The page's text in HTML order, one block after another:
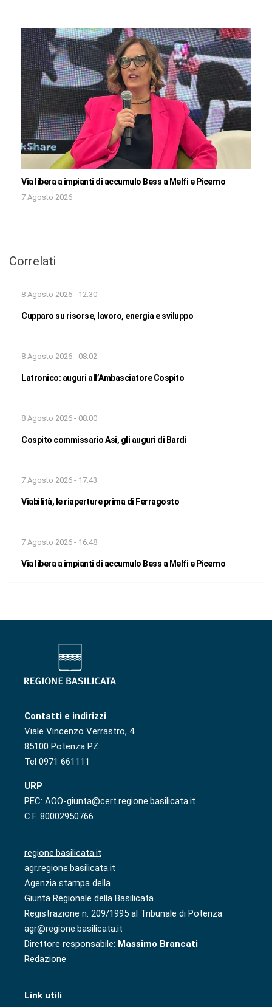
Via libera a impianti di accumulo Bess a Melfi e Picerno
7 Agosto 2026
Correlati
8 Agosto 2026 - 12:30
Cupparo su risorse, lavoro, energia e sviluppo
8 Agosto 2026 - 08:02
Latronico: auguri all’Ambasciatore Cospito
8 Agosto 2026 - 08:00
Cospito commissario Asi, gli auguri di Bardi
7 Agosto 2026 - 17:43
Viabilità, le riaperture prima di Ferragosto
7 Agosto 2026 - 16:48
Via libera a impianti di accumulo Bess a Melfi e Picerno
Contatti e indirizzi
Viale Vincenzo Verrastro, 4
85100 Potenza PZ
Tel 0971 661111
URP
PEC: AOO-giunta@cert.regione.basilicata.it
C.F. 80002950766
regione.basilicata.it
agr.regione.basilicata.it
Agenzia stampa della
Giunta Regionale della Basilicata
Registrazione n. 209/1995 al Tribunale di Potenza
agr@regione.basilicata.it
Direttore responsabile: Massimo Brancati
Redazione
Link utili